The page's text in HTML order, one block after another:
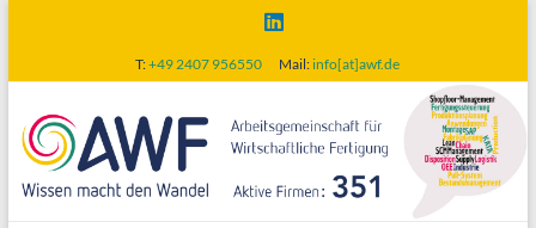
content
T:+49 2407 956550 Mail:info[at]awf.de